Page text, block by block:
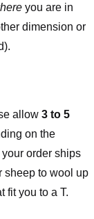
you are in
dimension or
allow 3 to 5
on the
order ships
sheep to wool up
fit you to a T.